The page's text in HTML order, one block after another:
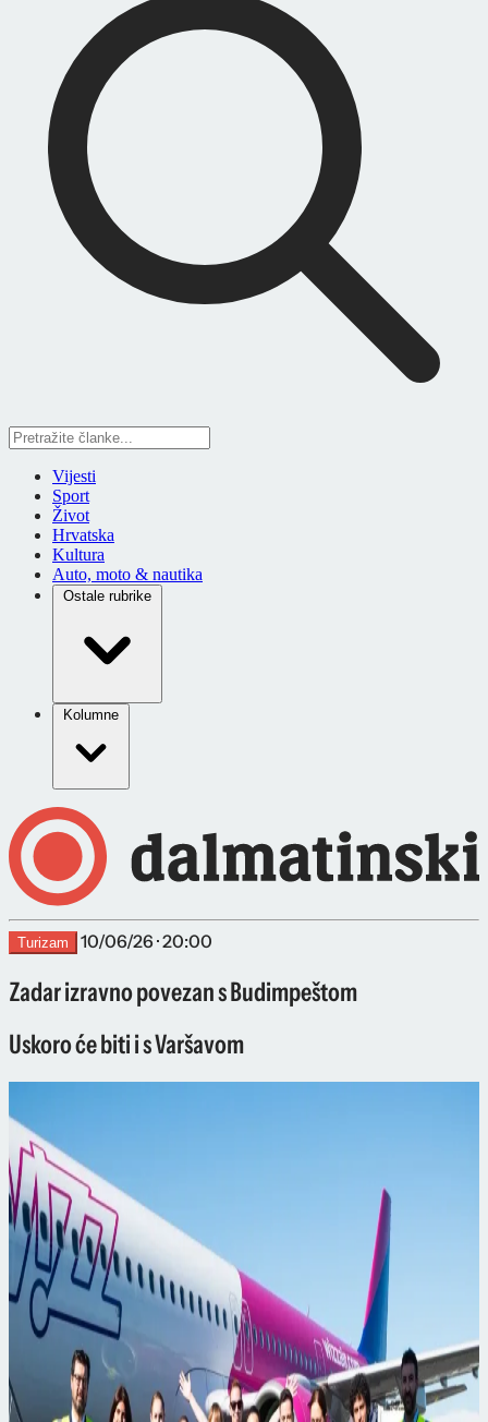
Vijesti
Sport
Život
Hrvatska
Kultura
Auto, moto & nautika
Ostale rubrike
Kolumne
Turizam 10/06/26 · 20:00
Zadar izravno povezan s Budimpeštom
Uskoro će biti i s Varšavom